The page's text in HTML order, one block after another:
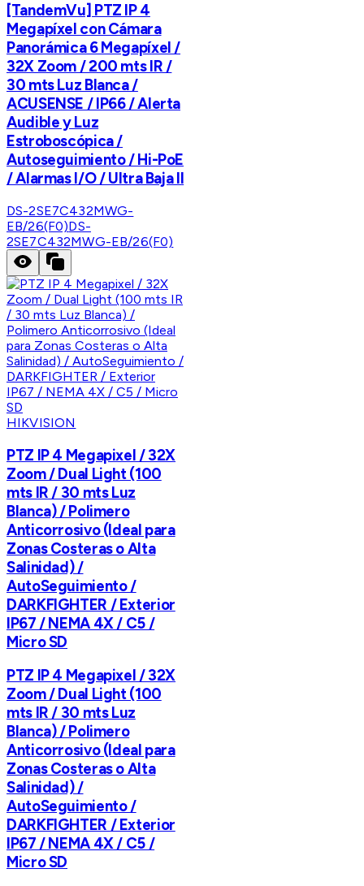
[TandemVu] PTZ IP 4
Megapíxel con Cámara
Panorámica 6 Megapíxel /
32X Zoom / 200 mts IR /
30 mts Luz Blanca /
ACUSENSE / IP66 / Alerta
Audible y Luz
Estroboscópica /
Autoseguimiento / Hi-PoE
/ Alarmas I/O / Ultra Baja Il
DS-2SE7C432MWG-
EB/26(F0)DS-
2SE7C432MWG-EB/26(F0)
HIKVISION
PTZ IP 4 Megapixel / 32X
Zoom / Dual Light (100
mts IR / 30 mts Luz
Blanca) / Polimero
Anticorrosivo (Ideal para
Zonas Costeras o Alta
Salinidad) /
AutoSeguimiento /
DARKFIGHTER / Exterior
IP67 / NEMA 4X / C5 /
Micro SD
PTZ IP 4 Megapixel / 32X
Zoom / Dual Light (100
mts IR / 30 mts Luz
Blanca) / Polimero
Anticorrosivo (Ideal para
Zonas Costeras o Alta
Salinidad) /
AutoSeguimiento /
DARKFIGHTER / Exterior
IP67 / NEMA 4X / C5 /
Micro SD